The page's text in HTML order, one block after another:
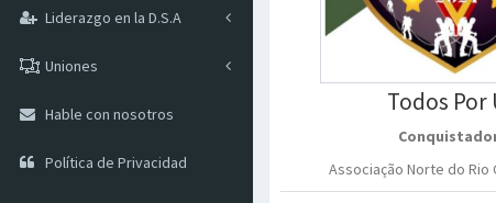
Liderazgo en la D.S.A
Uniones
Hable con nosotros
Política de Privacidad
Todos Por
Associação Norte do Rio